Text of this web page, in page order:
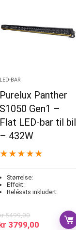
LED-BAR
Purelux Panther
S1050 Gen1 –
Flat LED-bar til bil
– 432W
★ ★ ★ ★ ★
Størrelse:
Effekt:
Relésats inkludert:
5499,00
3799,00